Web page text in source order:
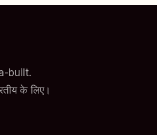
built.
के लिए।